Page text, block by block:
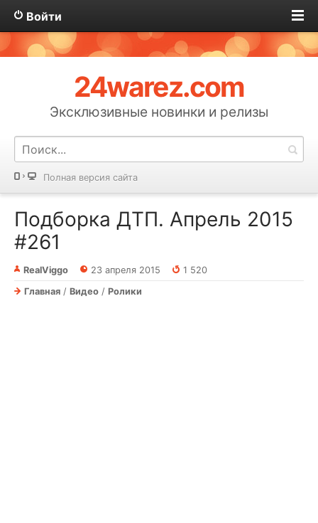
Войти
24warez.com
Эксклюзивные новинки и релизы
Полная версия сайта
Подборка ДТП. Апрель 2015
#261
RealViggo 23 апреля 2015
1 520
Главная / Видео / Ролики